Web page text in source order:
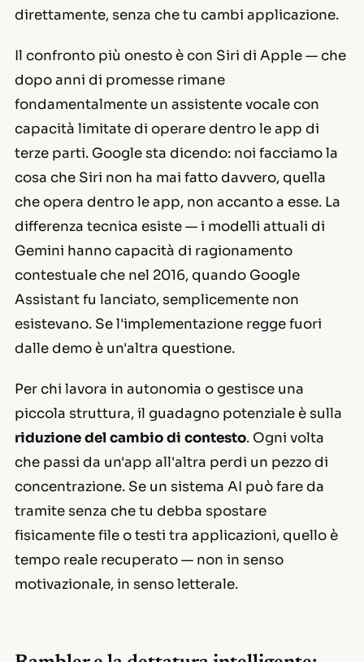
direttamente, senza che tu cambi applicazione.
Il confronto più onesto è con Siri di Apple — che
dopo anni di promesse rimane
fondamentalmente un assistente vocale con
capacità limitate di operaredentrole app di
terze parti. Google sta dicendo: noi facciamo la
cosa che Siri non ha mai fatto davvero, quella
che opera dentrole app, non accantoa esse. La
differenza tecnica esiste — i modelli attuali di
Gemini hanno capacità di ragionamento
contestuale che nel 2016, quando Google
Assistant fu lanciato, semplicemente non
esistevano. Se l'implementazione regge fuori
dalle demo è un'altra questione.
Per chi lavora in autonomia o gestisce una
piccola struttura, il guadagno potenziale è sulla
riduzione del cambio di contesto. Ogni volta
che passi da un'app all'altra perdi un pezzo di
concentrazione. Se un sistema AI può fare da
tramite senza che tu debba spostare
fisicamente file o testi tra applicazioni, quello è
tempo reale recuperato — non in senso
motivazionale, in senso letterale.